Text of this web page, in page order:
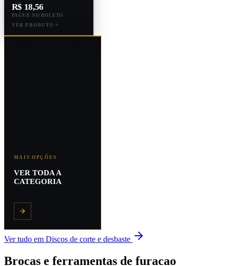
R$ 18,56
PAGUE NO BOLETO
VER PRODUTO
MAIS OPÇÕES
VER TODA A
CATEGORIA
Ver tudo em Discos de corte e desbaste
Brocas e ferramentas de furacao